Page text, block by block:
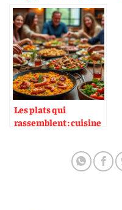
Les plats qui
rassemblent : cuisine